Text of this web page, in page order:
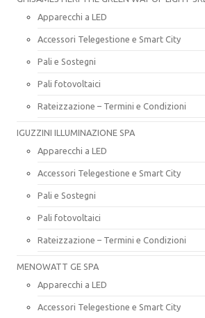
Apparecchi a LED
Accessori Telegestione e Smart City
Pali e Sostegni
Pali fotovoltaici
Rateizzazione – Termini e Condizioni
IGUZZINI ILLUMINAZIONE SPA
Apparecchi a LED
Accessori Telegestione e Smart City
Pali e Sostegni
Pali fotovoltaici
Rateizzazione – Termini e Condizioni
MENOWATT GE SPA
Apparecchi a LED
Accessori Telegestione e Smart City